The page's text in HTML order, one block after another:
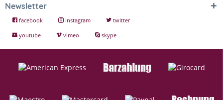
Newsletter
facebook instagram
twitter
youtube
vimeo skype